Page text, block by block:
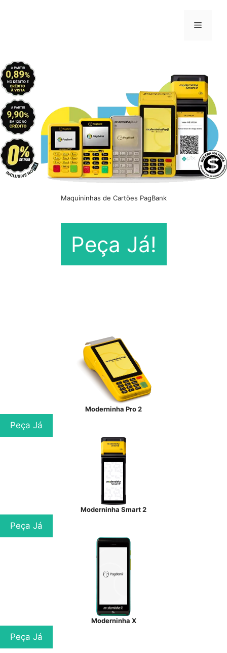
Menu
Maquininhas de Cartões PagBank
Peça Já!
Moderninha Pro 2
Peça Já
Moderninha Smart 2
Peça Já
Moderninha X
Peça Já